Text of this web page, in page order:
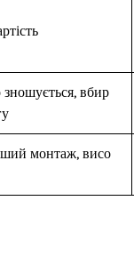
вбир
монтаж, висо